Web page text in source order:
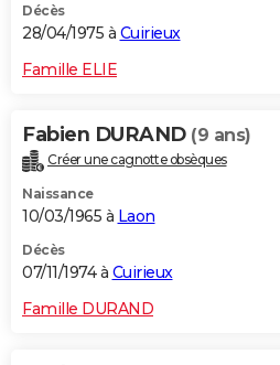
Décès
28/04/1975 à Cuirieux
Famille ELIE
Fabien DURAND (9 ans)
Créer une cagnotte obsèques
Naissance
10/03/1965 à Laon
Décès
07/11/1974 à Cuirieux
Famille DURAND